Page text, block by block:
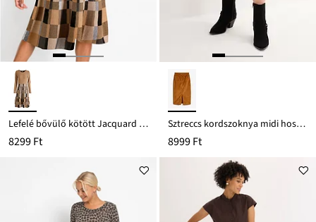
Lefelé bővülő kötött Jacquard ruha
8299 Ft
Sztreccs kordszoknya midi hosszban
8999 Ft